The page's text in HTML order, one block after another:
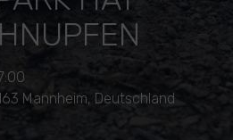
Mannheim, Deutschland